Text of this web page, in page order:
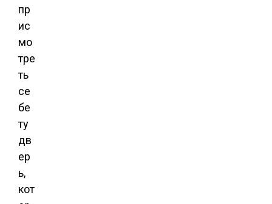
пр
ис
мо
тре
ть
се
бе
ту
дв
ер
ь,
кот